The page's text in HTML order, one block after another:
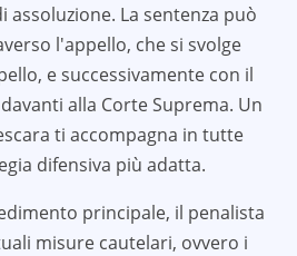
assoluzione. La sentenza può
l'appello, che si svolge
e successivamente con il
alla Corte Suprema. Un
ti accompagna in tutte
difensiva più adatta.
principale, il penalista
misure cautelari, ovvero i